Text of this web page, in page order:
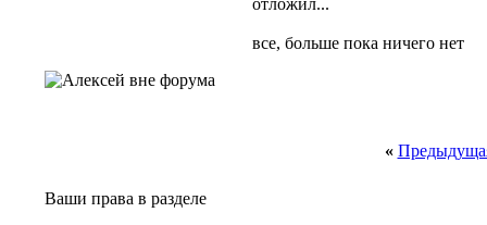
отложил...
все, больше пока ничего нет
«
Ваши права в разделе